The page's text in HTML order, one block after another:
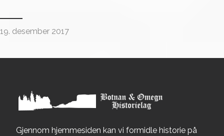
19. desember 2017
Gjennom hjemmesiden kan vi formidle historie på